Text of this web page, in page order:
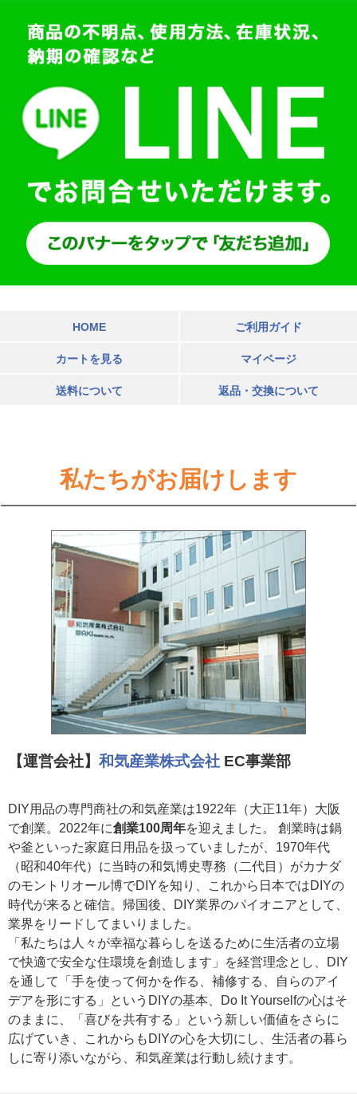
HOME ご利用ガイド
カートを見る マイページ
送料について 返品・交換について
私たちがお届けします
【運営会社】 和気産業株式会社 EC事業部
DIY用品の専門商社の和気産業は1922年（大正11年）大阪
で創業。2022年に創業100周年を迎えました。 創業時は鍋
や釜といった家庭日用品を扱っていましたが、1970年代
（昭和40年代）に当時の和気博史専務（二代目）がカナダ
のモントリオール博でDIYを知り、これから日本ではDIYの
時代が来ると確信。帰国後、DIY業界のパイオニアとして、
業界をリードしてまいりました。
「私たちは人々が幸福な暮らしを送るために生活者の立場
で快適で安全な住環境を創造します」を経営理念とし、DIY
を通して「手を使って何かを作る、補修する、自らのアイ
デアを形にする」というDIYの基本、Do It Yourselfの心はそ
のままに、「喜びを共有する」という新しい価値をさらに
広げていき、これからもDIYの心を大切にし、生活者の暮ら
しに寄り添いながら、和気産業は行動し続けます。